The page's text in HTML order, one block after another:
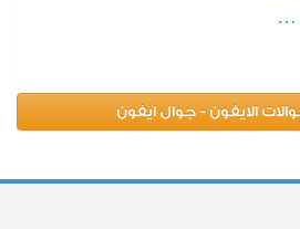
…
الايفون - جوال ايفون